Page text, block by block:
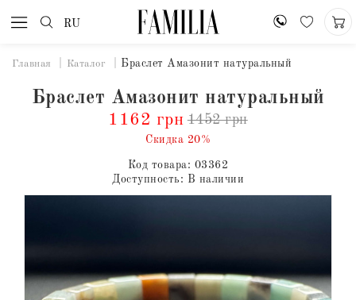
RU
Главная Каталог Браслет Амазонит натуральный
Браслет Амазонит натуральный
1162 грн 1452 грн
Скидка 20%
Код товара: 03362
Доступность: В наличии